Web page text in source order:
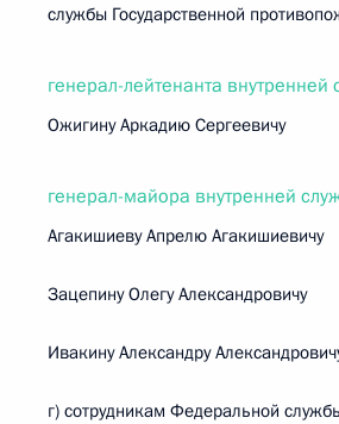
службы Государственной
генерал-лейтенанта внутренней
Ожигину Аркадию Сергеевичу
генерал-майора внутренней
Агакишиеву Апрелю Агакишиевичу
Зацепину Олегу Александровичу
Ивакину Александру
г) сотрудникам Федеральной